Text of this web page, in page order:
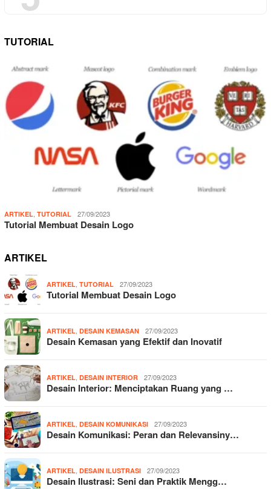
TUTORIAL
ARTIKEL TUTORIAL 27/09/2023
Tutorial Membuat Desain Logo
ARTIKEL
ARTIKEL TUTORIAL 27/09/2023
Tutorial Membuat Desain Logo
ARTIKEL DESAIN KEMASAN 27/09/2023
Desain Kemasan yang Efektif dan Inovatif
ARTIKEL DESAIN INTERIOR 27/09/2023
Desain Interior: Menciptakan Ruang yang …
ARTIKEL DESAIN KOMUNIKASI 27/09/2023
Desain Komunikasi: Peran dan Relevansiny…
ARTIKEL DESAIN ILUSTRASI 27/09/2023
Desain Ilustrasi: Seni dan Praktik Mengg…